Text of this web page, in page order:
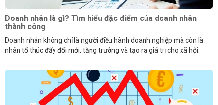
Doanh nhân là gì? Tìm hiểu đặc điểm của doanh nhân
thành công
Doanh nhân không chỉ là người điều hành doanh nghiệp mà còn là
nhân tố thúc đẩy đổi mới, tăng trưởng và tạo ra giá trị cho xã hội.